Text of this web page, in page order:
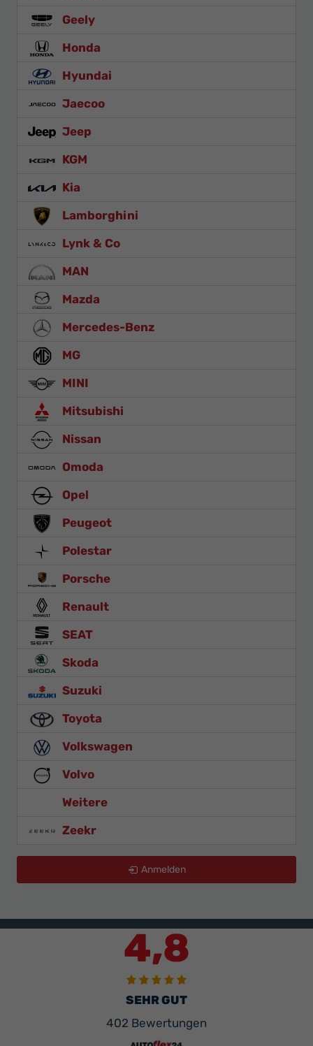
Geely
Honda
Hyundai
Jaecoo
Jeep
KGM
Kia
Lamborghini
Lynk & Co
MAN
Mazda
Mercedes-Benz
MG
MINI
Mitsubishi
Nissan
Omoda
Opel
Peugeot
Polestar
Porsche
Renault
SEAT
Skoda
Suzuki
Toyota
Volkswagen
Volvo
Weitere
Zeekr
Anmelden
4,8
SEHR GUT
402 Bewertungen